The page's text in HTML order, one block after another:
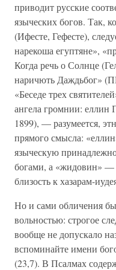
приводит русские
языческих богов. Так,
(Ифесте, Гефесте),
нарекоша егуптяне»,
Когда речь о Солнце
наричють Даждьбог»
«Беседе трех
ангела громнии:
1899), — разумеется,
прямого смысла:
языческую
богами, а «жидовин» —
близость к хазарам-
Но и сами обличения
вольностью: строгое
вообще не допускало
вспоминайте имени
(23,7). В Псалмах